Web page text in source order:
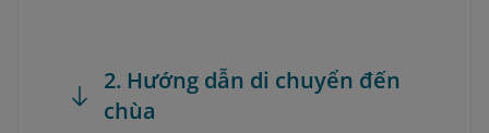
2. Hướng dẫn di chuyển đến
chùa